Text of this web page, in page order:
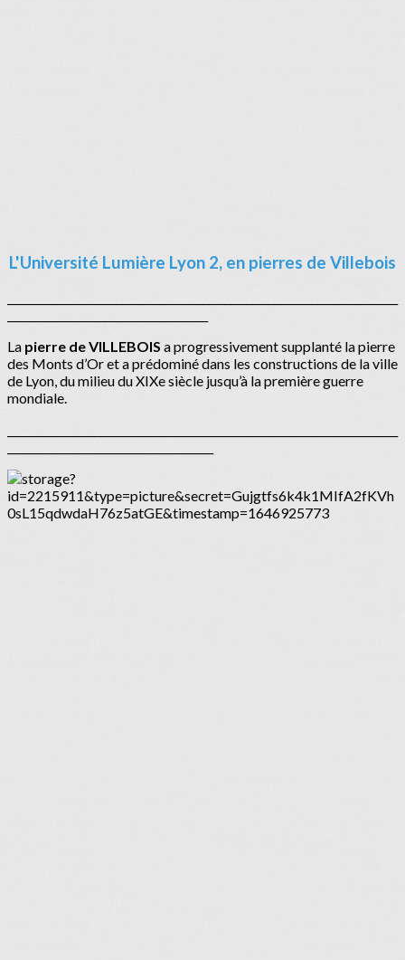
L'Université Lumière Lyon 2, en pierres de Villebois
La pierre de VILLEBOIS a progressivement supplanté la pierre
des Monts d’Or et a prédominé dans les constructions de la ville
de Lyon, du milieu du XIXe siècle jusqu’à la première guerre
mondiale.